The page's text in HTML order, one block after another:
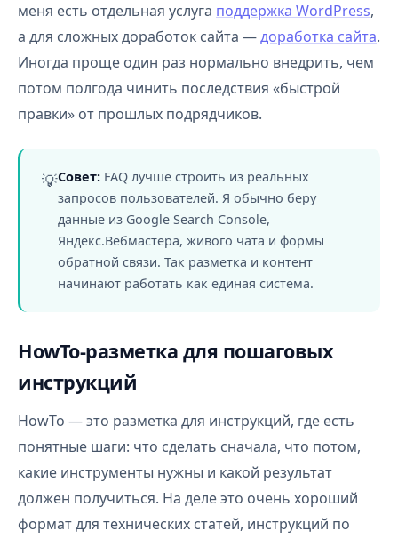
меня есть отдельная услуга поддержка WordPress,
а для сложных доработок сайта —доработка сайта.
Иногда проще один раз нормально внедрить, чем
потом полгода чинить последствия «быстрой
правки» от прошлых подрядчиков.
💡Совет: FAQ лучше строить из реальных
запросов пользователей. Я обычно беру
данные из Google Search Console,
Яндекс.Вебмастера, живого чата и формы
обратной связи. Так разметка и контент
начинают работать как единая система.
HowTo-разметка для пошаговых
инструкций
HowTo — это разметка для инструкций, где есть
понятные шаги: что сделать сначала, что потом,
какие инструменты нужны и какой результат
должен получиться. На деле это очень хороший
формат для технических статей, инструкций по